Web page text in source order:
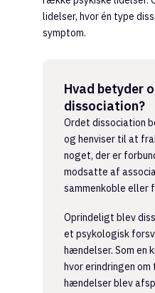
lidelser, hvor én type
symptom.
Hvad betyder
dissociation?
Ordet dissociation
og henviser til at
noget, der er
modsatte af
sammenkoble eller
Oprindeligt blev
et psykologisk
hændelser. Som
hvor erindringen
hændelser blev